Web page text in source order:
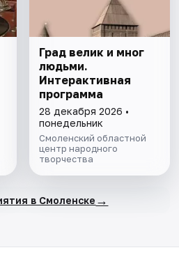
Град велик и мног
людьми.
Интерактивная
программа
28 декабря 2026 •
понедельник
Смоленский областной
центр народного
творчества
в Смоленске →